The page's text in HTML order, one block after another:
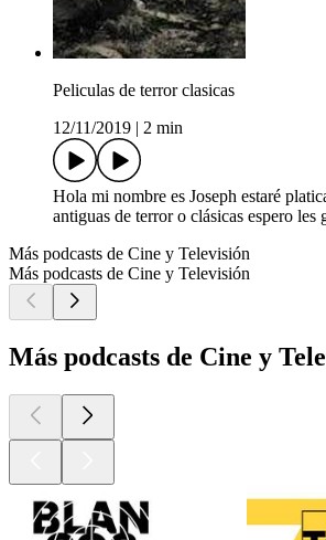
Peliculas de terror clasicas
12/11/2019
2 min
Hola mi nombre es Joseph estaré
antiguas de terror o clásicas espero les
Más podcasts de Cine y Televisión
Más podcasts de Cine y Televisión
Más podcasts de Cine y